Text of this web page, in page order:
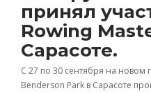
принял
Rowing
Сарасоте.
С 27 по 30 сентября на новом
Benderson Park в Сарасоте